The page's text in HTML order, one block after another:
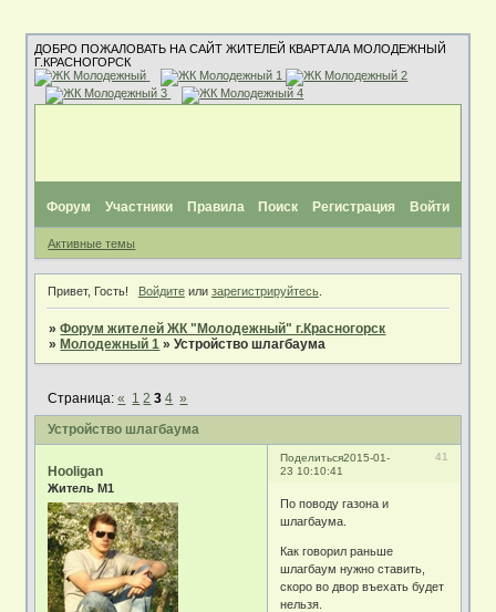
ДОБРО ПОЖАЛОВАТЬ НА САЙТ ЖИТЕЛЕЙ КВАРТАЛА МОЛОДЕЖНЫЙ
Г.КРАСНОГОРСК
Форум Участники Правила Поиск Регистрация Войти
Активные темы
Привет, Гость! Войдитеили зарегистрируйтесь.
»Форум жителей ЖК "Молодежный" г.Красногорск
» Молодежный 1 »Устройство шлагбаума
Устройство шлагбаума
Страница:« 1 2 3 4 »
Поделиться 41
2015-01-
23 10:10:41
Hooligan
Житель М1
По поводу газона и
шлагбаума.
Как говорил раньше
шлагбаум нужно ставить,
скоро во двор въехать будет
нельзя.